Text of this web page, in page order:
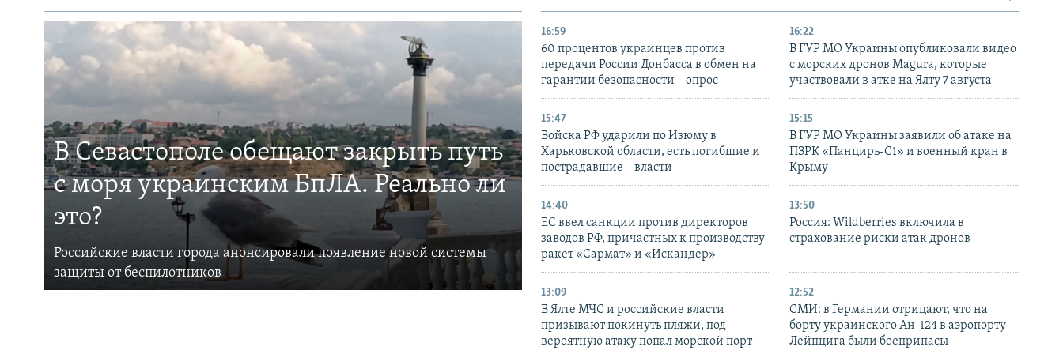
В Севастополе обещают закрыть путь
с моря украинским БпЛА. Реально ли
это?
Российские власти города анонсировали появление новой системы
защиты от беспилотников
16:59
60 процентов украинцев против
передачи России Донбасса в обмен на
гарантии безопасности – опрос
16:22
В ГУР МО Украины опубликовали видео
с морских дронов Magura, которые
участвовали в атке на Ялту 7 августа
15:47
Войска РФ ударили по Изюму в
Харьковской области, есть погибшие и
пострадавшие – власти
15:15
В ГУР МО Украины заявили об атаке на
ПЗРК «Панцирь-С1» и военный кран в
Крыму
14:40
ЕС ввел санкции против директоров
заводов РФ, причастных к производству
ракет «Сармат» и «Искандер»
13:50
Россия: Wildberries включила в
страхование риски атак дронов
13:09
В Ялте МЧС и российские власти
призывают покинуть пляжи, под
вероятную атаку попал морской порт
12:52
СМИ: в Германии отрицают, что на
борту украинского Ан-124 в аэропорту
Лейпцига были боеприпасы